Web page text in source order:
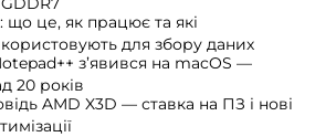
що це, як працює та які
для збору даних
з’явився на macOS —
20 років
AMD X3D — ставка на ПЗ і нові